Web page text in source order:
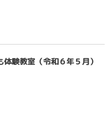
体験教室（令和６年５月）